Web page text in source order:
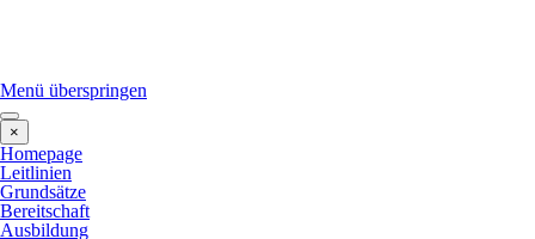
Menü überspringen
×
Homepage
Leitlinien
Grundsätze
Bereitschaft
Ausbildung